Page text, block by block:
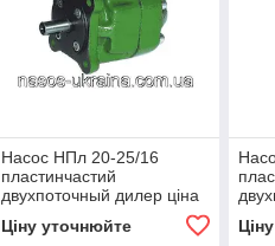
Насос НПл 20-25/16
пластинчастий
двухпоточный дилер ціна
Ціну уточнюйте